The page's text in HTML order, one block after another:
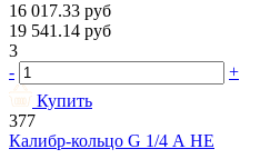
16 017.33 руб
19 541.14 руб
3
-
+
Купить
377
Калибр-кольцо G 1/4 А НЕ